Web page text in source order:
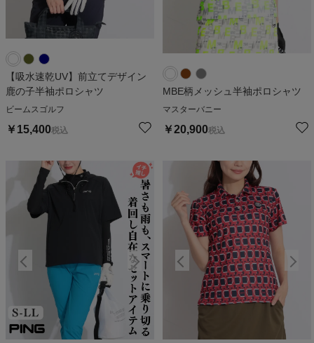
【吸水速乾UV】前立てデザイン
鹿の子半袖ポロシャツ
ビームスゴルフ
￥ 15,400税込
MBE柄メッシュ半袖ポロシャツ
マスターバニー
￥20,900税込